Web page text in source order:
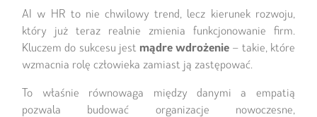
AI w HR to nie chwilowy trend, lecz kierunek rozwoju,
który już teraz realnie zmienia funkcjonowanie firm.
Kluczem do sukcesu jest mądre wdrożenie – takie, które
wzmacnia rolę człowieka zamiast ją zastępować.
To właśnie równowaga między danymi a empatią
pozwala budować organizacje nowoczesne,